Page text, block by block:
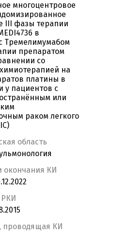
многоцентровое
III фазы терапии
в
Тремелимумабом
препаратом
со
на
платины в
у пациентов с
или
раком легкого
область
окончания КИ
проводящая КИ